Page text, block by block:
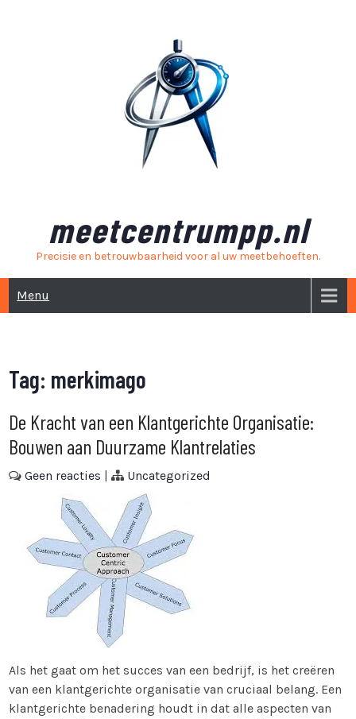
meetcentrumpp.nl
Precisie en betrouwbaarheid voor al uw meetbehoeften.
Menu
Tag: merkimago
De Kracht van een Klantgerichte Organisatie:
Bouwen aan Duurzame Klantrelaties
Geen reacties | Uncategorized
Als het gaat om het succes van een bedrijf, is het creëren
van een klantgerichte organisatie van cruciaal belang. Een
klantgerichte benadering houdt in dat alle aspecten van